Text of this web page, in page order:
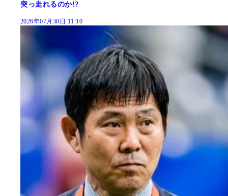
突っ走れるのか!?
2026年07月30日 11:10